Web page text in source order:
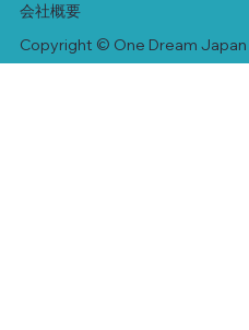
​会社概要
Copyright © One Dream Japan